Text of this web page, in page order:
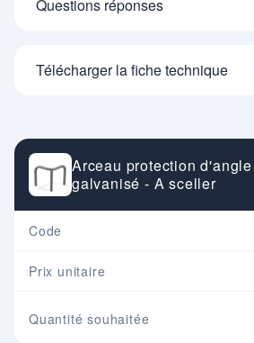
Questions réponses
Télécharger la fiche technique
Arceau protection
galvanisé - A sceller
Code
Prix unitaire
Quantité souhaitée